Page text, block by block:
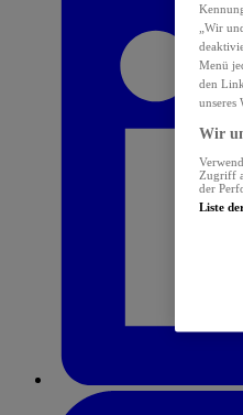
„Wir
Menü
den
unseres
Wir
Zugriff
der
Liste